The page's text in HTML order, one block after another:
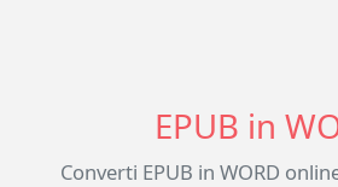
EPUB in
Converti EPUB in WORD